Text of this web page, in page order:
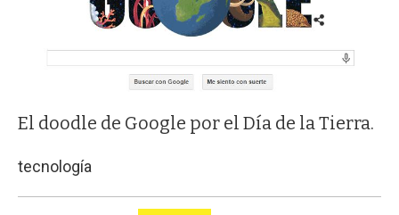
El doodle de Google por el Día de la Tierra.
tecnología